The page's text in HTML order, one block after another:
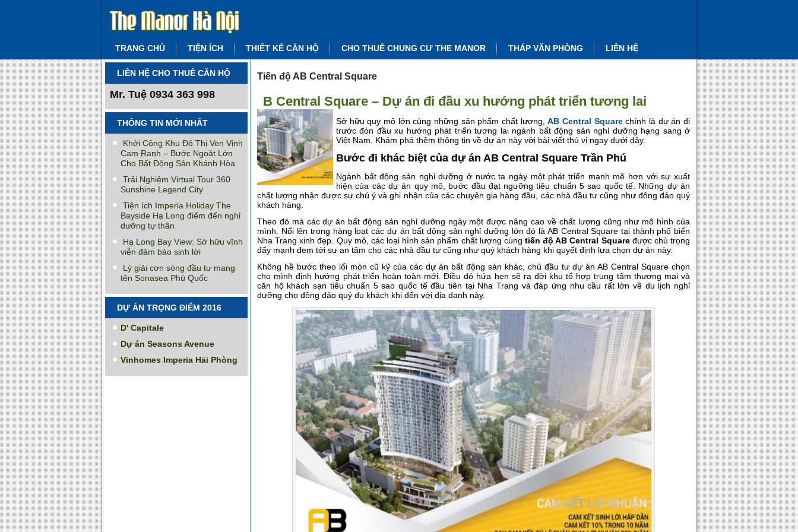
TRANG CHỦ TIỆN ÍCH THIẾT KẾ CĂN HỘ CHO THUÊ CHUNG CƯ THE MANOR THÁP VĂN PHÒNG LIÊN HỆ
LIÊN HỆ CHO THUÊ CĂN HỘ
Mr. Tuệ 0934 363 998
THÔNG TIN MỚI NHẤT
Khởi Công Khu Đô Thị Ven Vịnh
Cam Ranh – Bước Ngoặt Lớn
Cho Bất Động Sản Khánh Hòa
Trải Nghiệm Virtual Tour 360
Sunshine Legend City
Tiện ích Imperia Holiday The
Bayside Hạ Long điểm đến nghỉ
dưỡng tự thân
Hạ Long Bay View: Sở hữu vĩnh
viễn đảm bảo sinh lời
Lý giải cơn sóng đầu tư mang
tên Sonasea Phú Quốc
DỰ ÁN TRỌNG ĐIỂM 2016
D' Capitale
Dự án Seasons Avenue
Vinhomes Imperia Hải Phòng
Tiến độ AB Central Square
B Central Square – Dự án đi đầu xu hướng phát triển tương lai
Sở hữu quy mô lớn cùng những sản phẩm chất lượng,AB Central Squarechính là dự án đi
trước đón đầu xu hướng phát triển tương lai ngành bất động sản nghỉ dưỡng hạng sang ở
Việt Nam. Khám phá thêm thông tin về dự án này với bài viết thú vị ngay dưới đây.
Bước đi khác biệt của dự án AB Central Square Trần Phú
Ngành bất động sản nghỉ dưỡng ở nước ta ngày một phát triển mạnh mẽ hơn với sự xuất
hiện của các dự án quy mô, bước đầu đạt ngưỡng tiêu chuẩn 5 sao quốc tế. Những dự án
chất lượng nhận được sự chú ý và ghi nhận của các chuyên gia hàng đầu, các nhà đầu tư cũng như đông đảo quý
khách hàng.
Theo đó mà các dự án bất động sản nghỉ dưỡng ngày một được nâng cao về chất lượng cũng như mô hình của
mình. Nổi lên trong hàng loạt các dự án bất động sản nghỉ dưỡng lớn đó là AB Central Square tại thành phố biển
Nha Trang xinh đẹp. Quy mô, các loại hình sản phẩm chất lượng cùng tiến độ AB Central Squaređược chủ trọng
đẩy mạnh đem tới sự an tâm cho các nhà đầu tư cũng như quý khách hàng khi quyết định lựa chọn dự án này.
Không hề bước theo lối mòn cũ kỹ của các dự án bất động sản khác, chủ đầu tư dự án AB Central Square chọn
cho mình định hướng phát triển hoàn toàn mới. Điều đó hứa hẹn sẽ ra đời khu tổ hợp trung tâm thương mại và
căn hộ khách sạn tiêu chuẩn 5 sao quốc tế đầu tiên tại Nha Trang và đáp ứng nhu cầu rất lớn về du lịch nghỉ
dưỡng cho đông đảo quý du khách khi đến với địa danh này.